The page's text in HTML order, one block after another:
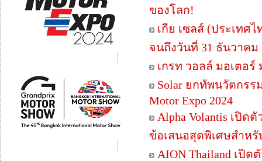
ของโลก!
เกีย เซลส์ (ประเทศ
จนถึงวันที่ 31 ธันวาคม
เกรท วอลล์ มอเตอร์
Solar ยกทัพนวัตกร
Motor Expo 2024
Alpha Volantis เปิด
ข้อเสนอสุดพิเศษสำห
AION Thailand เปิ